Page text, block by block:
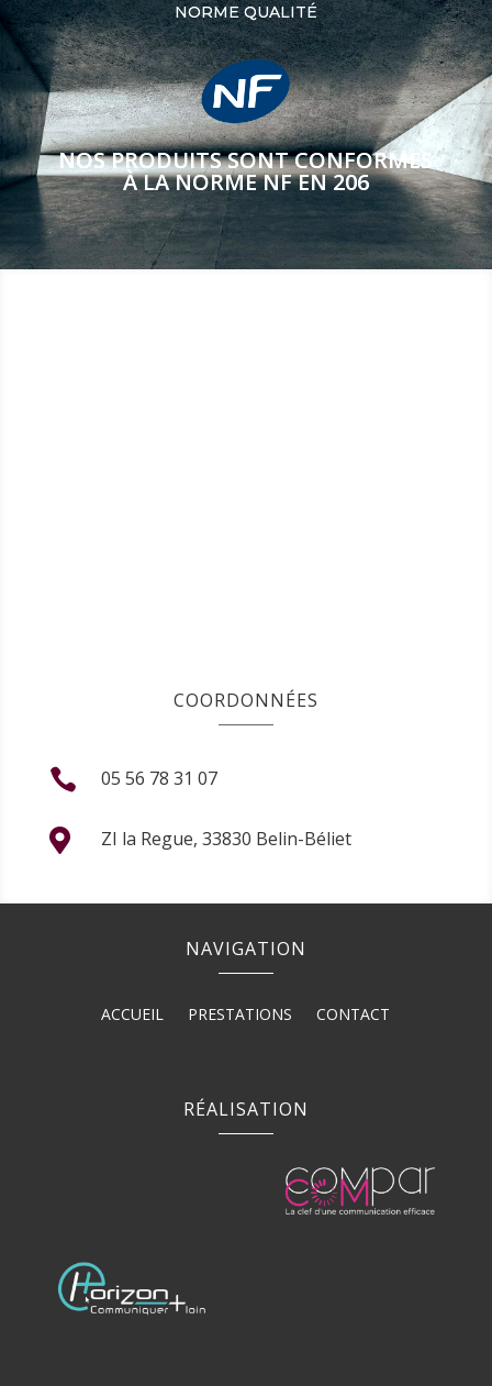
NORME QUALITÉ
NOS PRODUITS SONT CONFORMES
À LA NORME NF EN 206
COORDONNÉES
 05 56 78 31 07
 ZI la Regue, 33830 Belin-Béliet
NAVIGATION
ACCUEIL PRESTATIONS CONTACT
RÉALISATION